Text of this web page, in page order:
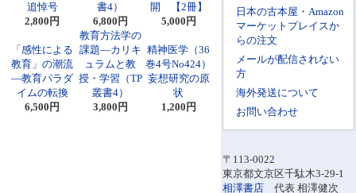
日本の古本屋・Amazon
マーケットプレイスか
らの注文
メールが配信されない
方
海外発送について
お問い合わせ
〒113-0022
東京都文京区千駄木3-29-1
相澤書店 代表 相澤健次
追悼号
2,800円
書4）
6,800円
開 【2冊】
5,000円
「感性による
教育」の潮流
―教育パラダ
イムの転換
6,500円
教育方法学の
課題―カリキ
ュラムと教
授・学習（TP
叢書4）
3,800円
精神医学（36
巻4号No424）
妄想研究の原
状
1,200円